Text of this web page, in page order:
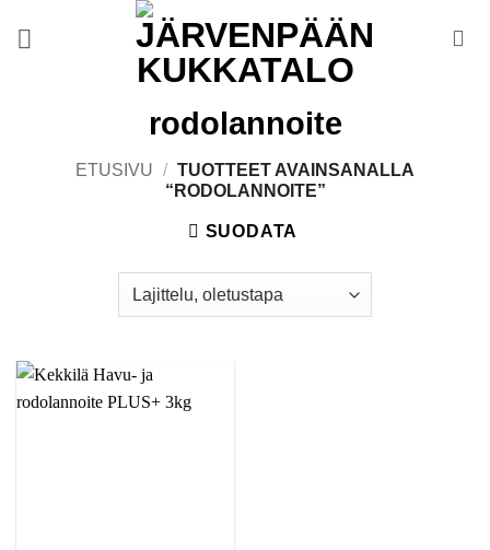
rodolannoite
ETUSIVU / TUOTTEET AVAINSANALLA
“RODOLANNOITE”
SUODATA